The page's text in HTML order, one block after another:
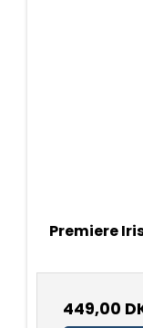
Premiere
449,00